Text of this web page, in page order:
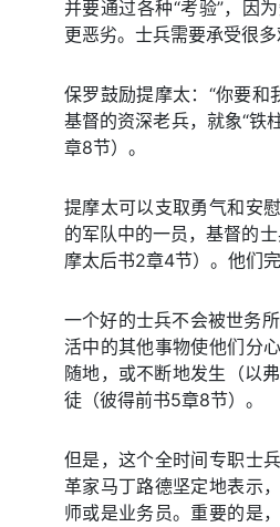
并要通过各种“考验”，因
更恶劣。士兵需要承受很
保罗鼓励提摩太：“你要
基督的资深老兵，就象“铁
章8节）。
提摩太可以支取勇气和安
的军队中的一员，基督的
摩太后书2章4节）。他们
一个好的士兵不会被世务
活中的其他事物使他们分心
随地，或不断地发生（以
徒（彼得前书5章8节）。
但是，这个全时间专职士
革家马丁路德坚定地表示
师或是业务员。重要的是